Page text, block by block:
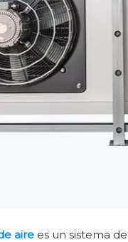
aire es un sistema